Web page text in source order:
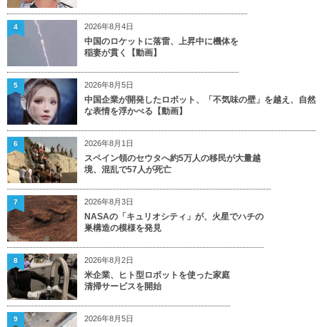
2026年8月4日
中国のロケットに落雷、上昇中に機体を
稲妻が貫く【動画】
4
2026年8月5日
中国企業が開発したロボット、「不気味の壁」を越え、自然
な表情を浮かべる【動画】
5
2026年8月1日
スペイン領のセウタへ約5万人の移民が大量越
境、混乱で57人が死亡
6
2026年8月3日
NASAの「キュリオシティ」が、火星でハチの
巣構造の模様を発見
7
2026年8月2日
米企業、ヒト型ロボットを使った家庭
清掃サービスを開始
8
2026年8月5日
9